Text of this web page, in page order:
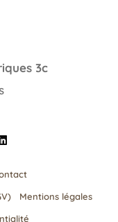
3c
Mentions légales